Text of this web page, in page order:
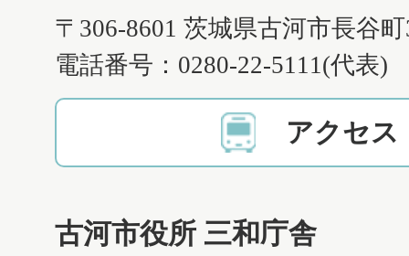
〒306-8601 茨城県古河市長谷
電話番号：0280-22-5111(代表)
アクセス
古河市役所 三和庁舎